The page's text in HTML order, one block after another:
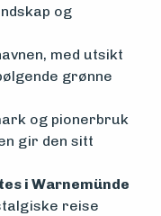
og
med utsikt
grønne
og pionerbruk
gir den sitt
i Warnemünde
reise